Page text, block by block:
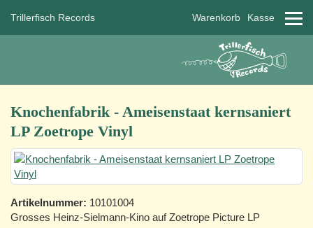
Trillerfisch Records Warenkorb Kasse
Knochenfabrik - Ameisenstaat kernsaniert
LP Zoetrope Vinyl
Artikelnummer: 10101004
Grosses Heinz-Sielmann-Kino auf Zoetrope Picture LP